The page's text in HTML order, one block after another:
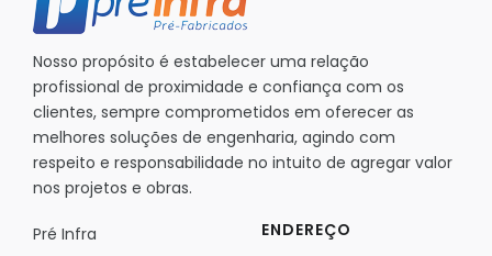
Nosso propósito é estabelecer uma relação
profissional de proximidade e confiança com os
clientes, sempre comprometidos em oferecer as
melhores soluções de engenharia, agindo com
respeito e responsabilidade no intuito de agregar valor
nos projetos e obras.
Pré Infra
ENDEREÇO